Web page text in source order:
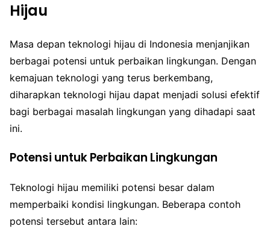
Hijau
Masa depan teknologi hijau di Indonesia menjanjikan
berbagai potensi untuk perbaikan lingkungan. Dengan
kemajuan teknologi yang terus berkembang,
diharapkan teknologi hijau dapat menjadi solusi efektif
bagi berbagai masalah lingkungan yang dihadapi saat
ini.
Potensi untuk Perbaikan Lingkungan
Teknologi hijau memiliki potensi besar dalam
memperbaiki kondisi lingkungan. Beberapa contoh
potensi tersebut antara lain: